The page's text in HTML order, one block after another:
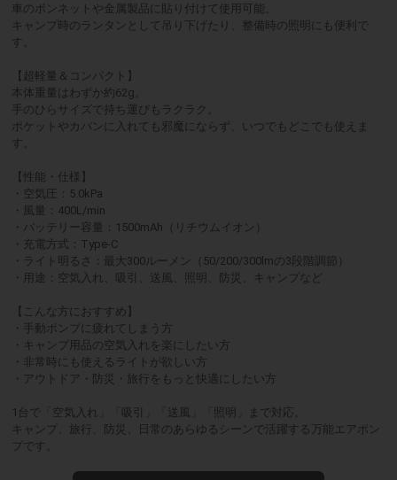
車のボンネットや金属製品に貼り付けて使用可能。
キャンプ時のランタンとして吊り下げたり、整備時の照明にも便利で
す。
【超軽量＆コンパクト】
本体重量はわずか約62g。
手のひらサイズで持ち運びもラクラク。
ポケットやカバンに入れても邪魔にならず、いつでもどこでも使えま
す。
【性能・仕様】
・空気圧：5.0kPa
・風量：400L/min
・バッテリー容量：1500mAh（リチウムイオン）
・充電方式：Type-C
・ライト明るさ：最大300ルーメン（50/200/300lmの3段階調節）
・用途：空気入れ、吸引、送風、照明、防災、キャンプなど
【こんな方におすすめ】
・手動ポンプに疲れてしまう方
・キャンプ用品の空気入れを楽にしたい方
・非常時にも使えるライトが欲しい方
・アウトドア・防災・旅行をもっと快適にしたい方
1台で「空気入れ」「吸引」「送風」「照明」まで対応。
キャンプ、旅行、防災、日常のあらゆるシーンで活躍する万能エアポン
プです。